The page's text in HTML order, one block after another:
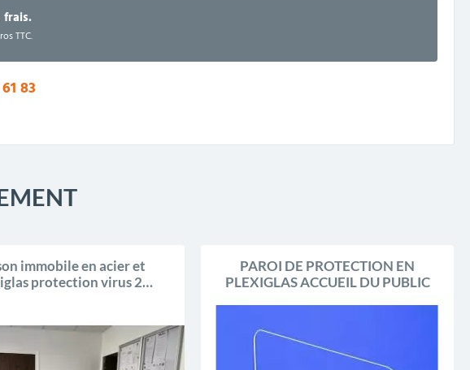
frais.
TTC.
83
immobile en acier et
protection virus 2
PAROI DE PROTECTION EN
PLEXIGLAS ACCUEIL DU PUBLIC